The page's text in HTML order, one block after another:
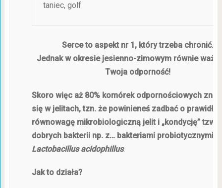
taniec, golf
Serce to aspekt nr 1, który trzeba chronić.
Jednak w okresie jesienno-zimowym równie
Twoja odporność!
Skoro więc aż 80% komórek odpornościowych
się w jelitach, tzn. że powinieneś zadbać o
równowagę mikrobiologiczną jelit i „kondycję” tzw.
dobrych bakterii np. z… bakteriami probiotycznymi
Lactobacillus acidophillus.
Jak to działa?